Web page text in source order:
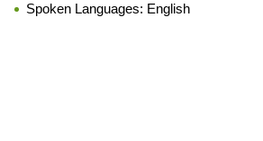
Spoken Languages: English